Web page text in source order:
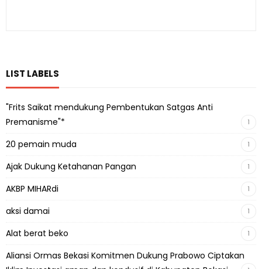
LIST LABELS
"Frits Saikat mendukung Pembentukan Satgas Anti
Premanisme"*
1
20 pemain muda 1
Ajak Dukung Ketahanan Pangan 1
AKBP MIHARdi 1
aksi damai 1
Alat berat beko 1
Aliansi Ormas Bekasi Komitmen Dukung Prabowo Ciptakan